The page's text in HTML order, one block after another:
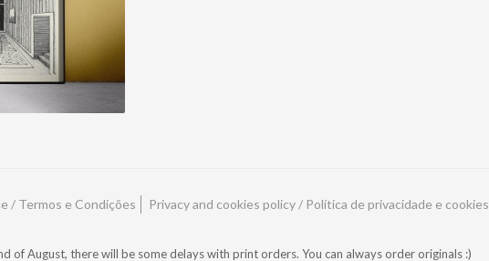
/ Termos e Condições Privacy and cookies policy / Política de privacidade e cookies
of August, there will be some delays with print orders. You can always order originals :)